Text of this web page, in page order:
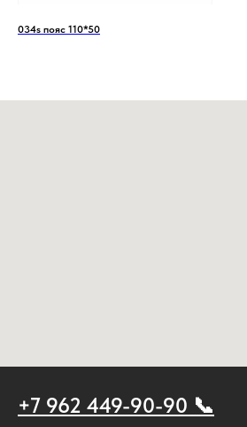
034s пояс 110*50
+7 962 449-90-90 📞